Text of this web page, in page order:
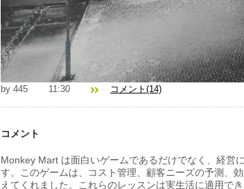
by 445 11:30 コメント(14)
コメント
Monkey Mart は面白いゲームであるだけでなく、経営
す。このゲームは、コスト管理、顧客ニーズの予測、
えてくれました。これらのレッスンは実生活に適用で